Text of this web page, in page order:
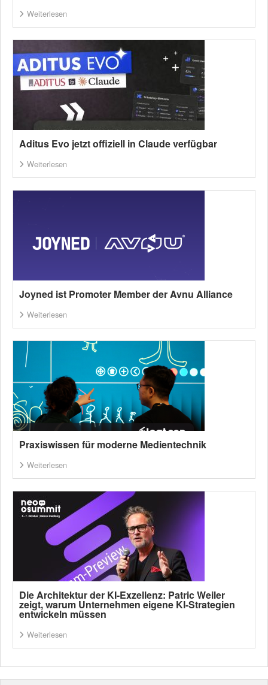
Weiterlesen
Aditus Evo jetzt offiziell in Claude verfügbar
Weiterlesen
Joyned ist Promoter Member der Avnu Alliance
Weiterlesen
Praxiswissen für moderne Medientechnik
Weiterlesen
Die Architektur der KI-Exzellenz: Patric Weiler
zeigt, warum Unternehmen eigene KI-Strategien
entwickeln müssen
Weiterlesen